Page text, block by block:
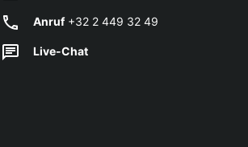
Anruf+32 2 449 32 49
Live-Chat